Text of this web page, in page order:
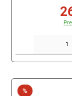
%Rabatt